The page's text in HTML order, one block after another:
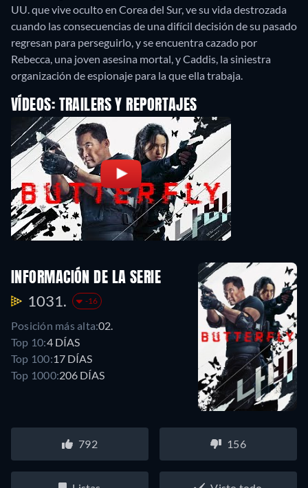
UU. que vive oculto en Corea del Sur, ve su vida destrozada
cuando las consecuencias de una difícil decisión de su pasado
regresan para perseguirlo, y se encuentra cazado por
Rebecca, una joven asesina mortal, y Caddis, la siniestra
organización de espionaje para la que ella trabaja.
VÍDEOS: TRAILERS Y REPORTAJES
INFORMACIÓN DE LA SERIE
1031. -16
Posición más alta:02.
Top 10:4 DÍAS
Top 100:17 DÍAS
Top 1000:206 DÍAS
792 156